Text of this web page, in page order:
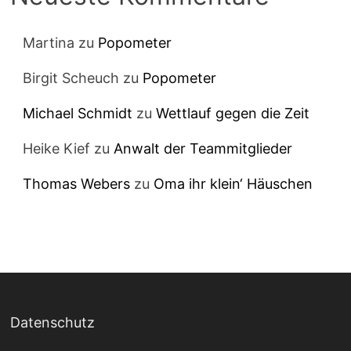
Martina zu Popometer
Birgit Scheuch zu Popometer
Michael Schmidt zuWettlauf gegen die Zeit
Heike Kief zu Anwalt der Teammitglieder
Thomas Webers zu Oma ihr klein‘ Häuschen
Datenschutz